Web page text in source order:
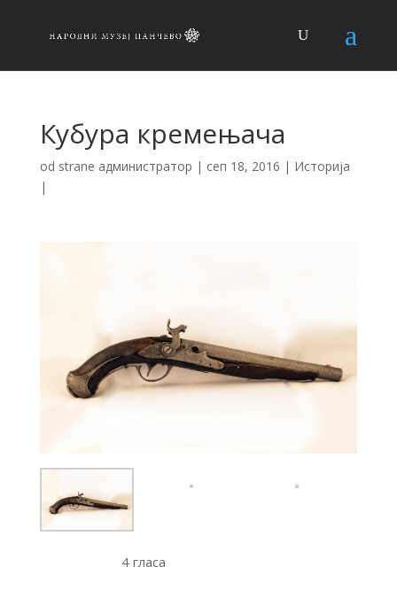
Кубура кремењача
od strane администратор | сеп 18, 2016 | Историја
|
4 гласа